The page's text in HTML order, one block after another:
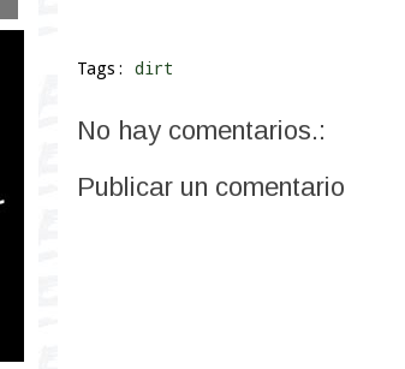
Tags: dirt
No hay comentarios.:
Publicar un comentario